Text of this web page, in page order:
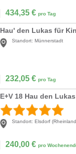
434,35 € pro Tag
Hau' den Lukas für
Standort: Münnerstadt
232,05 € pro Tag
Standort: Elsdorf
240,00 € pro